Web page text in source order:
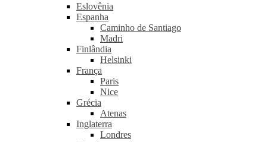
Eslovênia
Espanha
Caminho de Santiago
Madri
Finlândia
Helsinki
França
Paris
Nice
Grécia
Atenas
Inglaterra
Londres